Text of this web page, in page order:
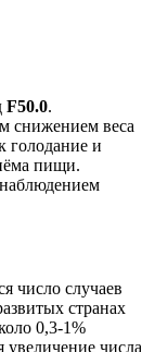
F50.0.
снижением веса
голодание и
пищи.
число случаев
странах
0,3-1%
числа